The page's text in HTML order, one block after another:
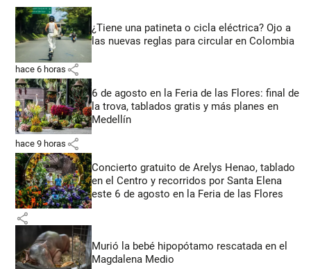
¿Tiene una patineta o cicla eléctrica? Ojo a
las nuevas reglas para circular en Colombia
hace 6 horas share
6 de agosto en la Feria de las Flores: final de
la trova, tablados gratis y más planes en
Medellín
hace 9 horas share
Concierto gratuito de Arelys Henao, tablado
en el Centro y recorridos por Santa Elena
este 6 de agosto en la Feria de las Flores
share
Murió la bebé hipopótamo rescatada en el
Magdalena Medio